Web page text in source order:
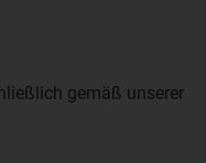
gemäß unserer